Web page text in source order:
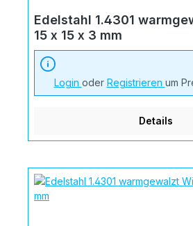
Edelstahl 1.4301
15 x 15 x 3 mm
Login oder Registrieren um
Details